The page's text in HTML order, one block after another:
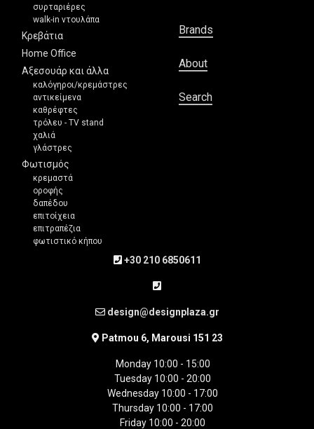
συρταριέρες
walk-in ντουλάπα
Κρεβάτια
Home Office
Αξεσουάρ και άλλα
καλόγηροι/κρεμάστρες
αντικείμενα
καθρέφτες
τρόλευ - TV stand
χαλιά
γλάστρες
Φωτισμός
κρεμαστά
οροφής
δαπέδου
επιτοίχεια
επιτραπέζια
φωτιστικό κήπου
Brands
About
Search
+30 210 6850611
design@designplaza.gr
Patmou 6, Marousi 151 23
Monday 10:00 - 15:00
Tuesday 10:00 - 20:00
Wednesday 10:00 - 17:00
Thursday 10:00 - 17:00
Friday 10:00 - 20:00